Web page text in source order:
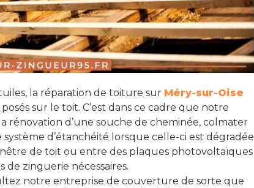
la réparation de toiture sur Méry-sur-Oise
sur le toit. C’est dans ce cadre que notre
d’une souche de cheminée, colmater
d’étanchéité lorsque celle-ci est dégradée
de toit ou entre des plaques photovoltaïques
de zinguerie nécessaires.
notre entreprise de couverture de sorte que